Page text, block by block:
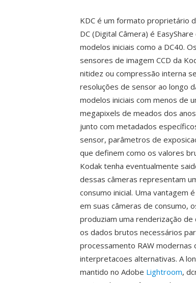
KDC é um formato proprietário
DC (Digital Câmera) é EasyShare
modelos iniciais como a DC40.
sensores de imagem CCD da
nitidez ou compressão interna
resoluções de sensor ao longo
modelos iniciais com menos de
megapixels de meados dos
junto com metadados
sensor, parâmetros de
que definem como os valores
Kodak tenha eventualmente
dessas câmeras representam
consumo inicial. Uma vantagem
em suas câmeras de consumo,
produziam uma renderização
os dados brutos necessários
processamento RAW modernas
interpretacoes alternativas. A
mantido no Adobe Lightroom,